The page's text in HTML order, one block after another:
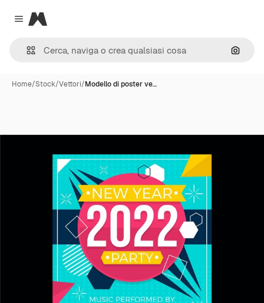
Close menu
Magnific
Cerca
Home/Stock/Vettori/Modello di poster ve…